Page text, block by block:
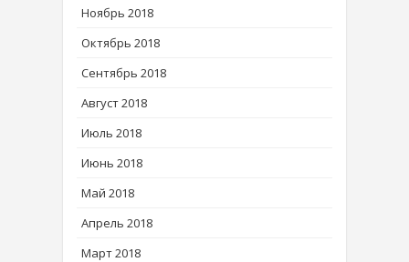
Ноябрь 2018
Октябрь 2018
Сентябрь 2018
Август 2018
Июль 2018
Июнь 2018
Май 2018
Апрель 2018
Март 2018